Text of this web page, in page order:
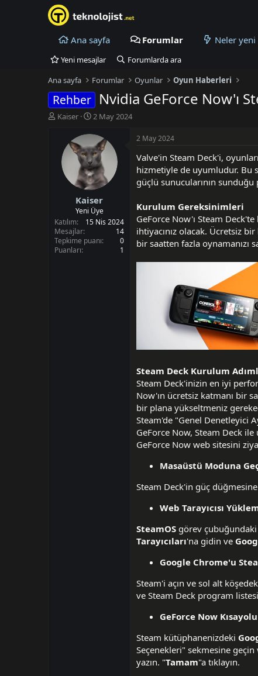
Ana sayfa Forumlar Neler yeni
Yeni mesajlar
Forumlarda ara
Ana sayfa
Forumlar Oyunlar Oyun Haberleri
Rehber Nvidia GeForce Now'ı
K
a
t
a
n
Kaiser
B
ş
l
a
n
g
ı
ç
t
a
i
2 May 2024
Kaiser
Yeni Üye
Katılım
15 Nis 2024
Mesajlar
14
Tepkime puanı
0
Puanları
1
2 May 2024
Valve'in Steam Deck'i,
hizmetiyle de uyumludur. Bu
güçlü sunucularının
Kurulum Gereksinimleri
GeForce Now'ı Steam
ihtiyacınız olacak. Ücretsiz
bir saatten fazla oynamanızı
Steam Deck Kurulum
Steam Deck'inizin en iyi
Now'ın ücretsiz katmanı bir
bir plana yükseltmeniz
Steam'de "Genel Denetleyici
GeForce Now, Steam Deck
GeForce Now web sitesini
Masaüstü Moduna
Steam Deck'in güç
Web Tarayıcısı
SteamOS görev çubuğundaki
Tarayıcıları'na gidin ve
Google Chrome'u
Steam'i açın ve sol alt
ve Steam Deck program
GeForce Now
Steam kütüphanenizdeki
Seçenekleri" sekmesine
yazın. "Tamam"a tıklayın.